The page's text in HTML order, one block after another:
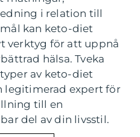
i relation till
kan keto-diet
verktyg för att uppnå
hälsa. Tveka
av keto-diet
legitimerad expert för
till en
del av din livsstil.